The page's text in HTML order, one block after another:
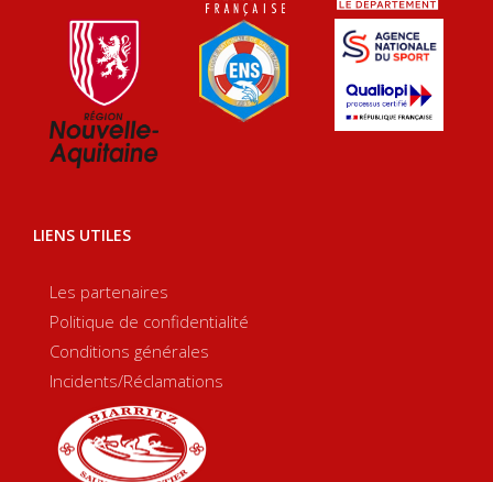
LIENS UTILES
Les partenaires
Politique de confidentialité
Conditions générales
Incidents/Réclamations